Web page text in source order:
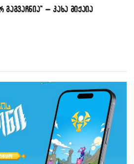
გაგვაჩნია” – კახა მიქაია